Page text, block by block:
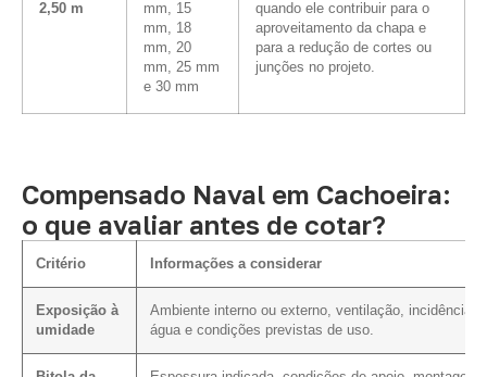
2,50 m
mm, 15
mm, 18
mm, 20
mm, 25 mm
e 30 mm
quando ele contribuir para o
aproveitamento da chapa e
para a redução de cortes ou
junções no projeto.
Compensado Naval em Cachoeira:
o que avaliar antes de cotar?
Critério Informações a considerar
Exposição à
umidade
Ambiente interno ou externo, ventilação, incidência
água e condições previstas de uso.